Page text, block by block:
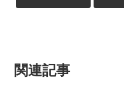
関連記事